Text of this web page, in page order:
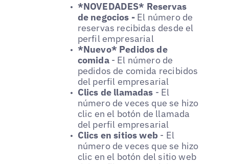
*NOVEDADES* Reservas
de negocios - El número de
reservas recibidas desde el
perfil empresarial
*Nuevo* Pedidos de
comida - El número de
pedidos de comida recibidos
del perfil empresarial
Clics de llamadas - El
número de veces que se hizo
clic en el botón de llamada
del perfil empresarial
Clics en sitios web - El
número de veces que se hizo
clic en el botón del sitio web